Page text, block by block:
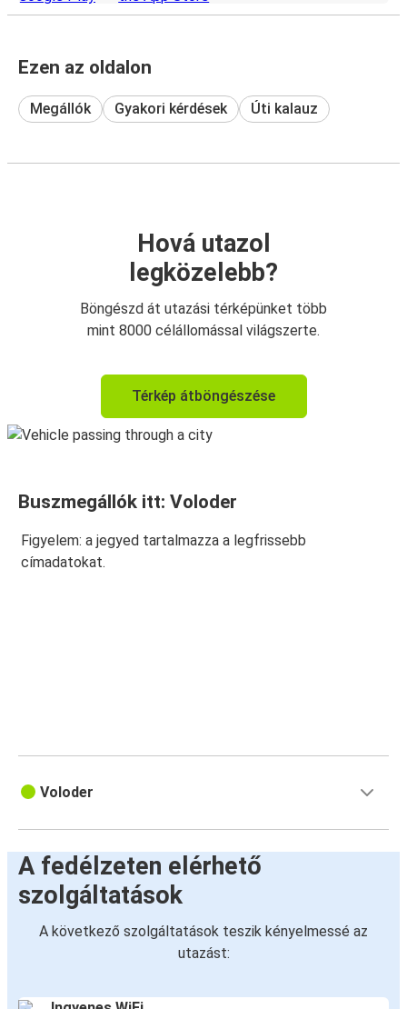
Ezen az oldalon
Megállók Gyakori kérdések Úti kalauz
Hová utazol
legközelebb?
Böngészd át utazási térképünket több
mint 8000 célállomással világszerte.
Térkép átböngészése
Buszmegállók itt: Voloder
Figyelem: a jegyed tartalmazza a legfrissebb
címadatokat.
Voloder
A fedélzeten elérhető
szolgáltatások
A következő szolgáltatások teszik kényelmessé az
utazást: